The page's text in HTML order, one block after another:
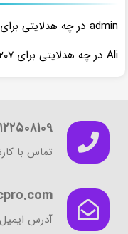
admin درچه هدلایتی برای ۲۰۷ مناسب
Ali درچه هدلایتی برای ۲۰۷ مناسب است؟
تماس با
آدرس ایمیل